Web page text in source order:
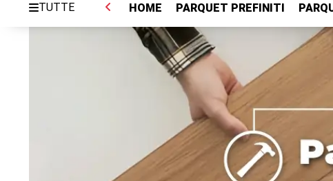
TUTTE HOME PARQUET PREFINITI